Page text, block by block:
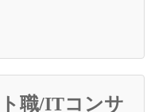
職/ITコンサ